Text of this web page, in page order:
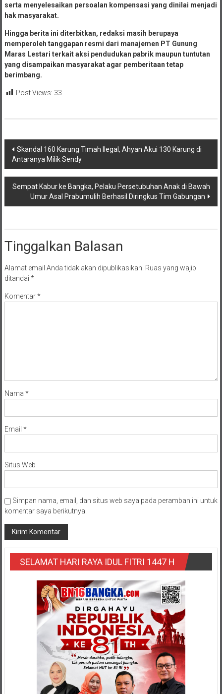
serta menyelesaikan persoalan kompensasi yang dinilai menjadi
hak masyarakat.
Hingga berita ini diterbitkan, redaksi masih berupaya
memperoleh tanggapan resmi dari manajemen PT Gunung
Maras Lestari terkait aksi pendudukan pabrik maupun tuntutan
yang disampaikan masyarakat agar pemberitaan tetap
berimbang.
Post Views: 33
Navigasi
pos
Skandal 160 Karung Timah Ilegal, Ahyan Akui 130 Karung di
Antaranya Milik Sendy
Sempat Kabur ke Bangka, Pelaku Persetubuhan Anak di Bawah
Umur Asal Prabumulih Berhasil Diringkus Tim Gabungan
Tinggalkan Balasan
Alamat email Anda tidak akan dipublikasikan. Ruas yang wajib
ditandai *
Komentar*
Nama *
Email *
Situs Web
Simpan nama, email, dan situs web saya pada peramban ini untuk
komentar saya berikutnya.
SELAMAT HARI RAYA IDUL FITRI 1447 H